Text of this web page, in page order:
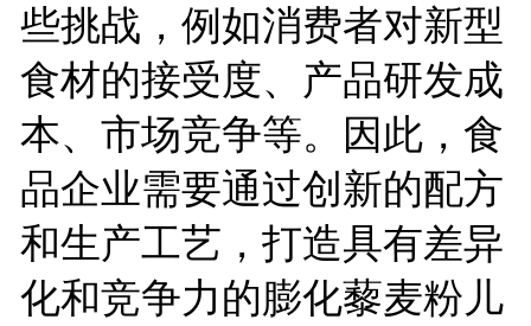
些挑战，例如消费者对新型
食材的接受度、产品研发成
本、市场竞争等。因此，食
品企业需要通过创新的配方
和生产工艺，打造具有差异
化和竞争力的膨化藜麦粉儿